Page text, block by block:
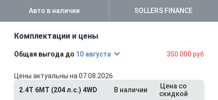
Авто в наличии SOLLERS FINANCE
Комплектации и цены
10 августа 350 000 руб
Цены актуальны на 07.08.2026
2.4T 6MT (204 л.с.) 4WD
В наличии
Цена со
скидкой